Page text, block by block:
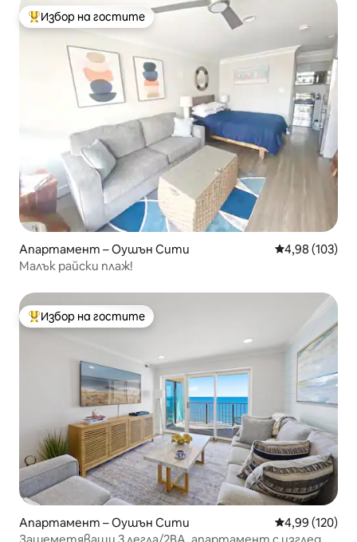
Най-популярен избор на гостите
Избор на гостите
Апартамент – Оушън Сити Средна
4,98 (103)
Малък райски плаж!
Най-популярен избор на гостите
Избор на гостите
Апартамент – Оушън Сити Средна
4,99 (120)